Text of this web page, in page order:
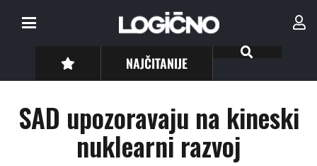
NAJČITANIJE
SAD upozoravaju na kineski
nuklearni razvoj